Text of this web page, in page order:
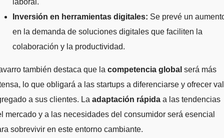
Inversión en herramientas digitales: Se prevé un
en la demanda de soluciones digitales que faciliten la
colaboración y la productividad.
también destaca que la competencia global será más
lo que obligará a las startups a diferenciarse y ofrecer
a sus clientes. La adaptación rápida a las tendencias
mercado y a las necesidades del consumidor será esencial
sobrevivir en este entorno cambiante.